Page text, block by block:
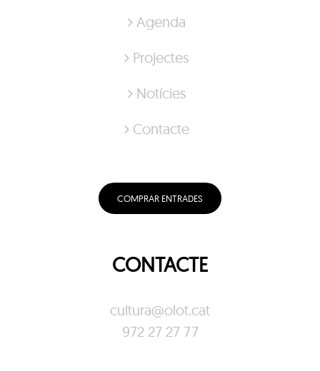
Agenda
Projectes
Notícies
Contacte
COMPRAR ENTRADES
CONTACTE
cultura@olot.cat
972 27 27 77